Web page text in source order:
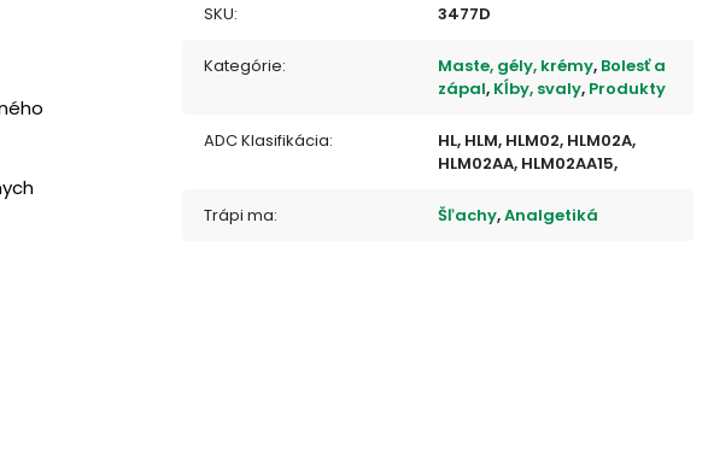
SKU: 3477D
Kategórie: Maste, gély, krémy, Bolesť a
zápal, Kĺby, svaly, Produkty
ADC Klasifikácia:
HL, HLM, HLM02, HLM02A,
HLM02AA, HLM02AA15,
Trápi ma: Šľachy,Analgetiká